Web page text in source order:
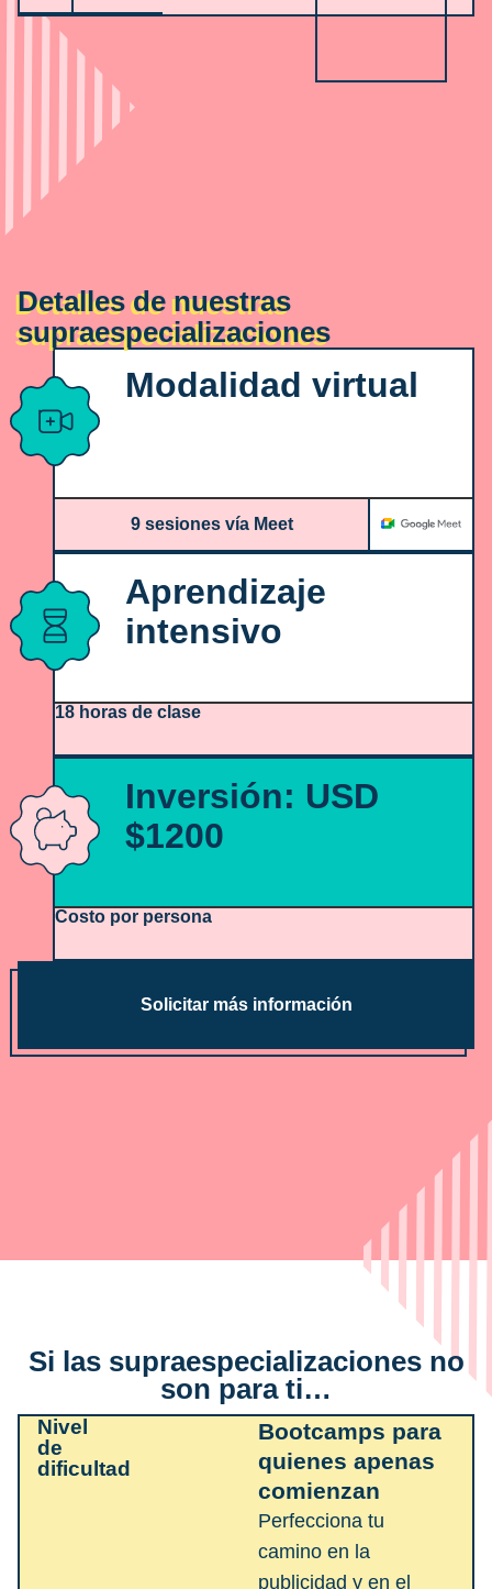
Detalles de nuestras
supraespecializaciones
Modalidad virtual
9 sesiones vía Meet
Aprendizaje
intensivo
18 horas de clase
Inversión: USD
$1200
Costo por persona​
Solicitar más información
Si las supraespecializaciones no
son para ti…
Nivel
de
dificultad
Bootcamps para
quienes apenas
comienzan
Perfecciona tu
camino en la
publicidad y en el